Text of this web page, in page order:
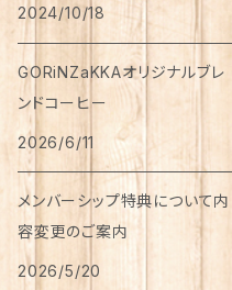
ハンドソープ
アロマ・お香
トラベルセット
カレンダー
お財布・カード入れ
手袋・アームカバー
ハンカチ
てぬぐい
マグカップ
コースター
お皿
メモ帳
便箋
スケジュール帳
はさみ
タイツ
足首ウォーマー
ボトムス
アウター
ジャケット
トップス
カレー
味噌汁・スープ
お茶漬け
ハーブティー
希釈飲料
猫用
犬猫共通
犬用
猫用
衣類・服飾雑貨
犬用
猫用
犬用
ボディケア
猫用
ベッド
シャンプー
リンスインシャンプー
トリートメント
洗顔
ハンドクリーム
入浴剤・バスボム
防災用品
ラッピング資材
イヤリング・ノンホールピアス
リング
珈琲
2024/10/18
GORiNZaKKAオリジナルブレ
ンドコーヒー
2026/6/11
メンバーシップ特典について内
容変更のご案内
2026/5/20